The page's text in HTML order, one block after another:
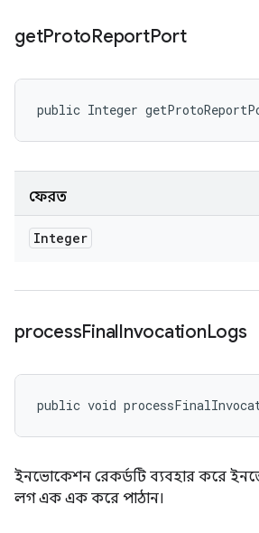
getProtoReportPort
public Integer
ফেরত
Integer
processFinalInvocationLogs
public void
ইনভোকেশন রেকর্ডটি ব্যবহার করে
লগ এক এক করে পাঠান।